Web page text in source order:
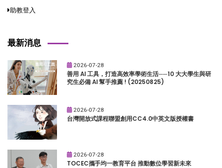
助教登入
最新消息
2026-07-28
善用 AI 工具，打造高效率學術生活──10 大大學生與研
究生必備 AI 幫手推薦 ! (20250825)
2026-07-28
台灣開放式課程聯盟創用CC4.0中英文版授權書
2026-07-28
TOCEC攜手均一教育平台 推動數位學習新未來